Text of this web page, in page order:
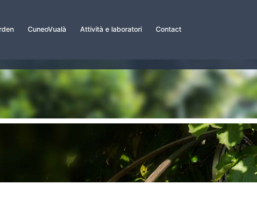
CuneoVualà Attività e laboratori
Contact